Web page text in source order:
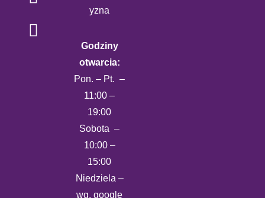
yzna
Godziny
otwarcia:
Pon. – Pt. –
11:00 –
19:00
Sobota –
10:00 –
15:00
Niedziela –
wg. google